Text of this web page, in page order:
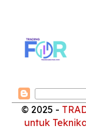
© 2025 -
untuk